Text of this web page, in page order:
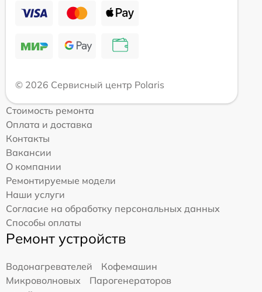
© 2026 Сервисный центр Polaris
Стоимость ремонта
Оплата и доставка
Контакты
Вакансии
О компании
Ремонтируемые модели
Наши услуги
Согласие на обработку персональных данных
Способы оплаты
Ремонт устройств
Водонагревателей
Кофемашин
Микроволновых
Парогенераторов